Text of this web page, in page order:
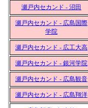
瀬戸内セカンド - 沼田
瀬戸内セカンド - 広島国際
学院
瀬戸内セカンド - 広工大高
瀬戸内セカンド - 銀河学院
瀬戸内セカンド - 広島観音
瀬戸内セカンド - 広島翔洋